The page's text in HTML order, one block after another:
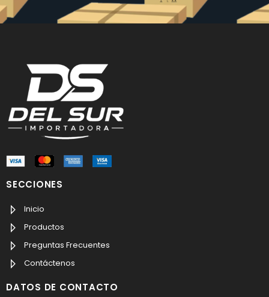
SECCIONES
Inicio
Productos
Preguntas Frecuentes
Contáctenos
DATOS DE CONTACTO